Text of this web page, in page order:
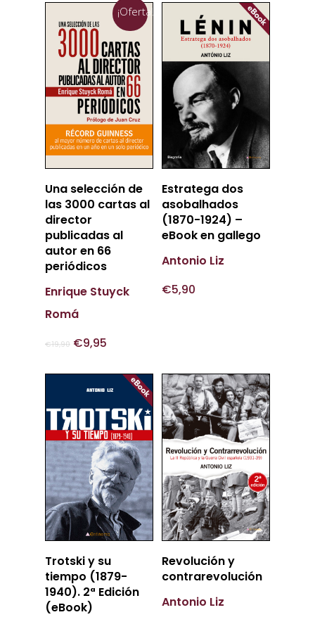
¡Oferta!
Añadir
Al Carrito
Una selección de
las 3000 cartas al
director
publicadas al
autor en 66
periódicos
Enrique Stuyck
Romá
€19,90 €9,95
Añadir
Al Carrito
Estratega dos
asobalhados
(1870-1924) –
eBook en gallego
Antonio Liz
€5,90
Añadir
Al Carrito
Trotski y su
tiempo (1879-
1940). 2ª Edición
(eBook)
Añadir
Al Carrito
Revolución y
contrarevolución
Antonio Liz